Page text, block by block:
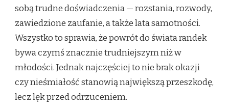
sobą trudne doświadczenia — rozstania, rozwody,
zawiedzione zaufanie, a także lata samotności.
Wszystko to sprawia, że powrót do świata randek
bywa czymś znacznie trudniejszym niż w
młodości. Jednak najczęściej to nie brak okazji
czy nieśmiałość stanowią największą przeszkodę,
lecz lęk przed odrzuceniem.